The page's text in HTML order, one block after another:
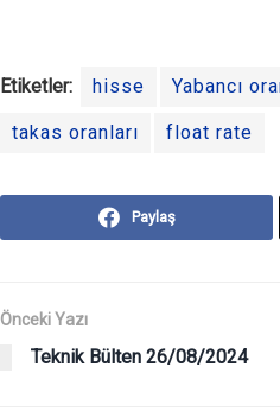
Etiketler: hisse Yabancı
takas oranları float rate
Paylaş
Önceki Yazı
Teknik Bülten 26/08/2024